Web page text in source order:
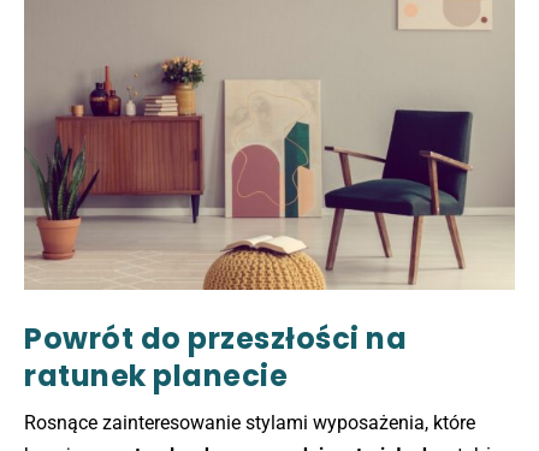
Powrót do przeszłości na
ratunek planecie
Rosnące zainteresowanie stylami wyposażenia, które